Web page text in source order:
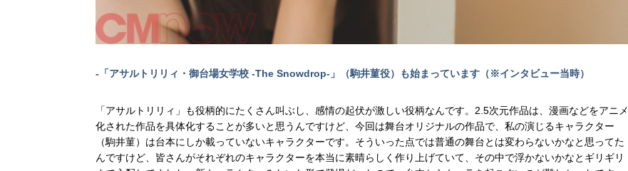
-「アサルトリリィ・御台場女学校 -The Snowdrop-」（駒井菫役）も始まっています（※インタビュー当時）
「アサルトリリィ」も役柄的にたくさん叫ぶし、感情の起伏が激しい役柄なんです。2.5次元作品は、漫画などをアニメ
化された作品を具体化することが多いと思うんですけど、今回は舞台オリジナルの作品で、私の演じるキャラクター
（駒井菫）は台本にしか載っていないキャラクターです。そういった点では普通の舞台とは変わらないかなと思ってた
んですけど、皆さんがそれぞれのキャラクターを本当に素晴らしく作り上げていて、その中で浮かないかなとギリギリ